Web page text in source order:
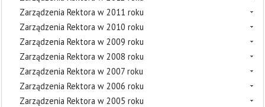
Zarządzenia Rektora w 2011 roku
Zarządzenia Rektora w 2010 roku
Zarządzenia Rektora w 2009 roku
Zarządzenia Rektora w 2008 roku
Zarządzenia Rektora w 2007 roku
Zarządzenia Rektora w 2006 roku
Zarządzenia Rektora w 2005 roku